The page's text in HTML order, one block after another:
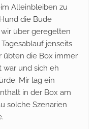
Alleinbleiben zu
die Bude
über geregelten
jenseits
übten die Box immer
war und sich eh
Mir lag ein
in der Box am
solche Szenarien